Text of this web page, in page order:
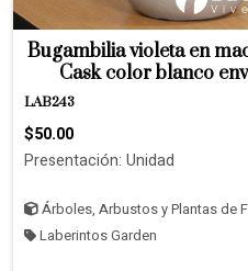
Bugambilia violeta en
Cask color blanco
LAB243
$50.00
Presentación: Unidad
Árboles, Arbustos y Plantas de
Laberintos Garden